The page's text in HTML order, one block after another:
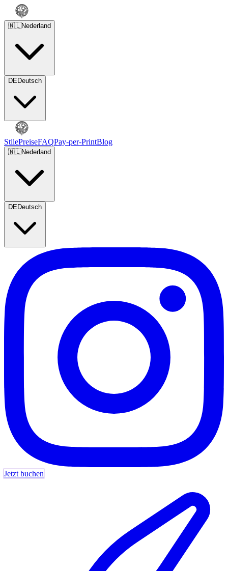
🇳🇱Nederland
DEDeutsch
StilePreiseFAQPay-per-PrintBlog
🇳🇱Nederland
DEDeutsch
Jetzt buchen